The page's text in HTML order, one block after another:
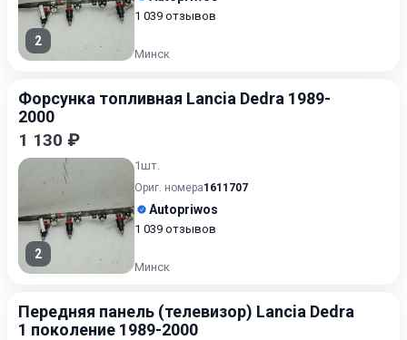
2
1 039 отзывов
Минск
Форсунка топливная Lancia Dedra 1989-
2000
1 130 ₽
2
1шт.
Ориг. номера1611707
Autopriwos
1 039 отзывов
Минск
Передняя панель (телевизор) Lancia Dedra
1 поколение 1989-2000